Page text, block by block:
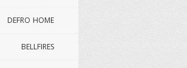
DEFRO HOME
BELLFIRES